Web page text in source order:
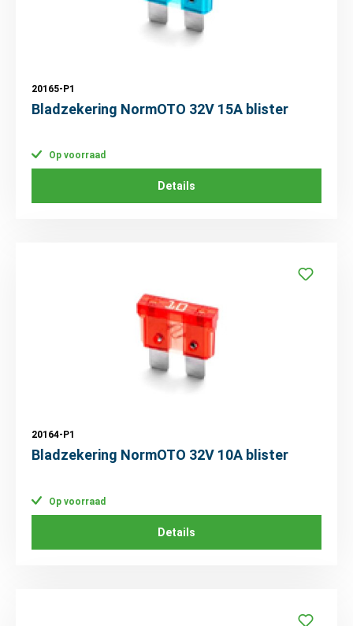
20165-P1
Bladzekering NormOTO 32V 15A blister
Op voorraad
Details
20164-P1
Bladzekering NormOTO 32V 10A blister
Op voorraad
Details